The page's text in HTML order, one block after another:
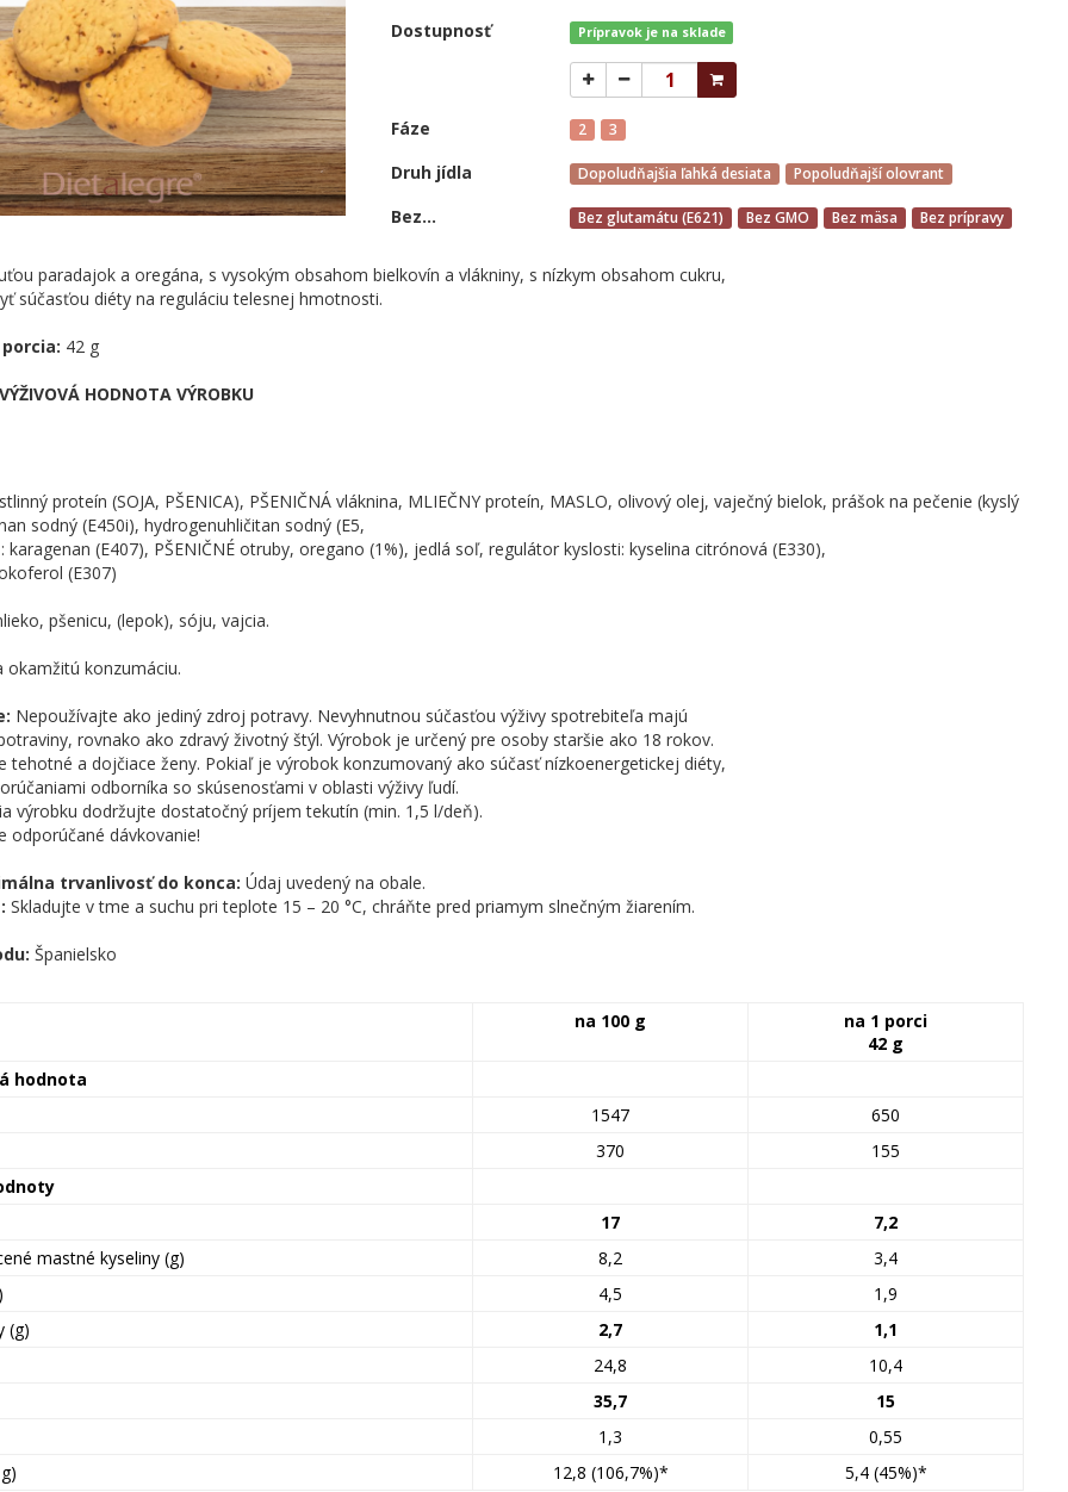
Dostupnosť
Prípravok je na sklade
Fáze 2 3
Druh jídla Dopoludňajšia ľahká desiata Popoludňajší olovrant
Bez... Bez glutamátu (E621) Bez GMO Bez mäsa Bez prípravy
paradajok a oregána, s vysokým obsahom bielkovín a vlákniny, s nízkym obsahom cukru,
súčasťou diéty na reguláciu telesnej hmotnosti.
42 g
HODNOTA VÝROBKU
proteín (SOJA, PŠENICA), PŠENIČNÁ vláknina, MLIEČNY proteín, MASLO, olivový olej, vaječný bielok, prášok na pečenie (kyslý
sodný (E450i), hydrogenuhličitan sodný (E5,
karagenan (E407), PŠENIČNÉ otruby, oregano (1%), jedlá soľ, regulátor kyslosti: kyselina citrónová (E330),
(E307)
pšenicu, (lepok), sóju, vajcia.
okamžitú konzumáciu.
Nepoužívajte ako jediný zdroj potravy. Nevyhnutnou súčasťou výživy spotrebiteľa majú
rovnako ako zdravý životný štýl. Výrobok je určený pre osoby staršie ako 18 rokov.
tehotné a dojčiace ženy. Pokiaľ je výrobok konzumovaný ako súčasť nízkoenergetickej diéty,
odborníka so skúsenosťami v oblasti výživy ľudí.
výrobku dodržujte dostatočný príjem tekutín (min. 1,5 l/deň).
odporúčané dávkovanie!
trvanlivosť do konca: Údaj uvedený na obale.
Skladujte v tme a suchu pri teplote 15 – 20 °C, chráňte pred priamym slnečným žiarením.
Španielsko
na 100 g
na 1 porci
42 g
hodnota
1547
650
370
155
17
7,2
mastné kyseliny (g)
8,2
3,4
4,5
1,9
(g)
2,7
1,1
24,8
10,4
35,7
15
1,3
0,55
12,8 (106,7%)*
5,4 (45%)*